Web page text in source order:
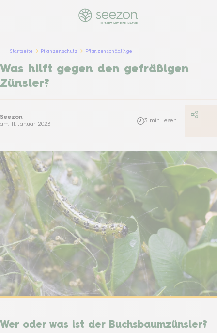
Startseite Pflanzenschutz Pflanzenschädlinge
Was hilft gegen den gefräßigen
Zünsler?
Seezon
am 11. Januar 2023
3 min lesen
Wer oder was ist der Buchsbaumzünsler?